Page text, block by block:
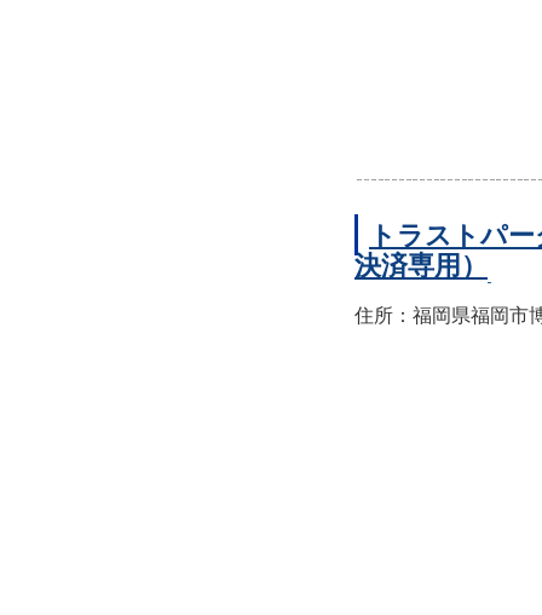
トラストパ
決済専用）
住所：福岡県福岡市